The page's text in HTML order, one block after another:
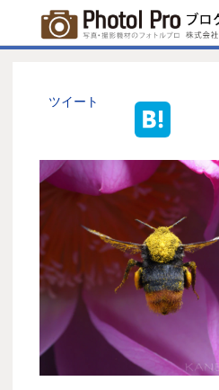
メルマガ
PGC新規登
写真館協会新規
お問い合
ツイート